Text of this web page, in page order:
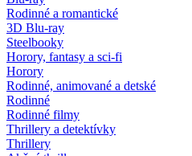
Rodinné a romantické
3D Blu-ray
Steelbooky
Horory, fantasy a sci-fi
Horory
Rodinné, animované a detské
Rodinné
Rodinné filmy
Thrillery a detektívky
Thrillery